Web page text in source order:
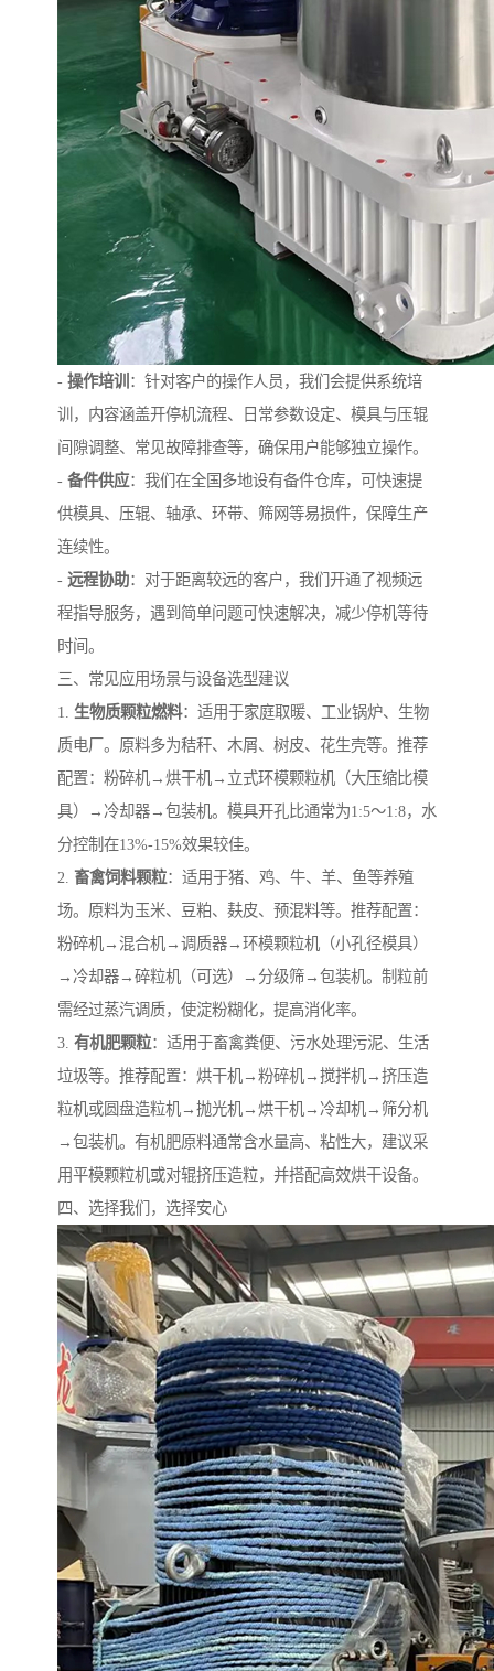
- 操作培训 ：针对客户的操作人员，我们会提供系统培
训，内容涵盖开停机流程、日常参数设定、模具与压辊
间隙调整、常见故障排查等，确保用户能够独立操作。
- 备件供应：我们在全国多地设有备件仓库，可快速提
供模具、压辊、轴承、环带、筛网等易损件，保障生产
连续性。
- 远程协助：对于距离较远的客户，我们开通了视频远
程指导服务，遇到简单问题可快速解决，减少停机等待
时间。
三、常见应用场景与设备选型建议
1. 生物质颗粒燃料：适用于家庭取暖、工业锅炉、生物
质电厂。原料多为秸秆、木屑、树皮、花生壳等。推荐
配置：粉碎机→烘干机→立式环模颗粒机（大压缩比模
具）→冷却器→包装机。模具开孔比通常为1:5～1:8，水
分控制在13%-15%效果较佳。
2. 畜禽饲料颗粒：适用于猪、鸡、牛、羊、鱼等养殖
场。原料为玉米、豆粕、麸皮、预混料等。推荐配置：
粉碎机→混合机→调质器→环模颗粒机（小孔径模具）
→冷却器→碎粒机（可选）→分级筛→包装机。制粒前
需经过蒸汽调质，使淀粉糊化，提高消化率。
3. 有机肥颗粒：适用于畜禽粪便、污水处理污泥、生活
垃圾等。推荐配置：烘干机→粉碎机→搅拌机→挤压造
粒机或圆盘造粒机→抛光机→烘干机→冷却机→筛分机
→包装机。有机肥原料通常含水量高、粘性大，建议采
用平模颗粒机或对辊挤压造粒，并搭配高效烘干设备。
四、选择我们，选择安心